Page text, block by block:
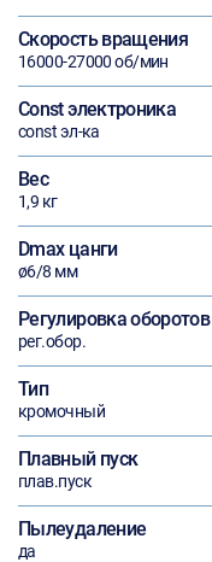
Скорость вращения
16000-27000 об/мин
Const электроника
const эл-ка
Вес
1,9 кг
Dmax цанги
ø6/8 мм
Регулировка оборотов
рег.обор.
Тип
кромочный
Плавный пуск
плав.пуск
Пылеудаление
да